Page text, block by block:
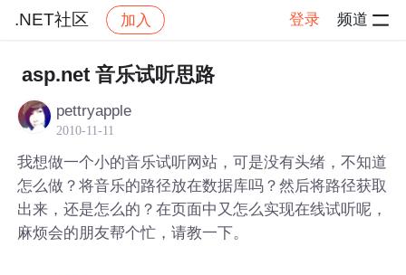
.NET社区 加入 登录 频道
.NET社区 帖子详情
asp.net 音乐试听思路
pettryapple
2010-11-11
我想做一个小的音乐试听网站，可是没有头绪，不知道
怎么做？将音乐的路径放在数据库吗？然后将路径获取
出来，还是怎么的？在页面中又怎么实现在线试听呢，
麻烦会的朋友帮个忙，请教一下。